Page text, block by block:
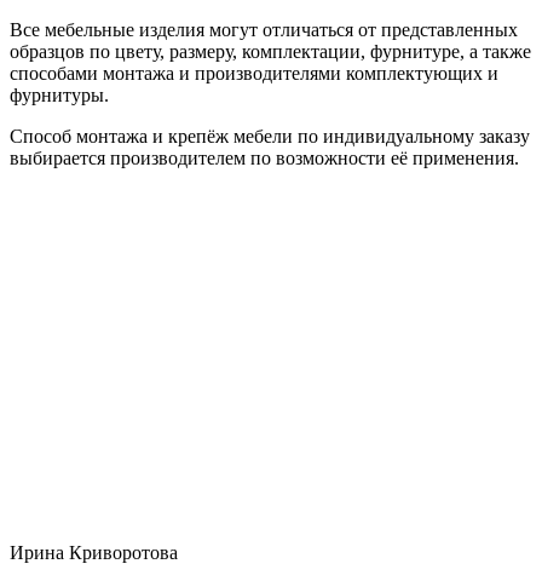
Все мебельные изделия могут отличаться от представленных
образцов по цвету, размеру, комплектации, фурнитуре, а также
способами монтажа и производителями комплектующих и
фурнитуры.
Способ монтажа и крепёж мебели по индивидуальному заказу
выбирается производителем по возможности её применения.
Ирина Криворотова